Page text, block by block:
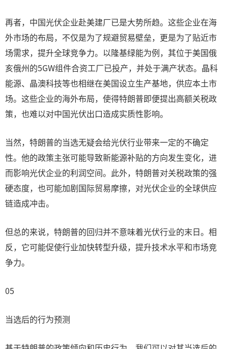
再者，中国光伏企业赴美建厂已是大势所趋。这些企业在海
外市场的布局，不仅是为了规避贸易壁垒，更是为了贴近市
场需求，提升全球竞争力。以隆基绿能为例，其位于美国俄
亥俄州的5GW组件合资工厂已投产，并处于满产状态。晶科
能源、晶澳科技等也相继在美国设立生产基地，供应本土市
场。这些企业的海外布局，使得特朗普即便提出高额关税政
策，也难以对中国光伏出口造成实质性影响。
当然，特朗普的当选无疑会给光伏行业带来一定的不确定
性。他的政策主张可能导致新能源补贴的方向发生变化，进
而影响光伏企业的利润空间。此外，特朗普对关税政策的强
硬态度，也可能加剧国际贸易摩擦，对光伏企业的全球供应
链造成冲击。
但总的来说，特朗普的回归并不意味着光伏行业的末日。相
反，它可能促使行业加快转型升级，提升技术水平和市场竞
争力。
05
当选后的行为预测